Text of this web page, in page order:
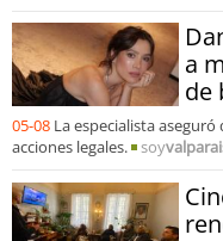
a
de
05-08 La especialista
acciones legales.
soy